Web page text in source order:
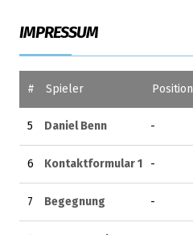
IMPRESSUM
# Spieler Position
5 Daniel Benn -
6 Kontaktformular 1 -
7 Begegnung -